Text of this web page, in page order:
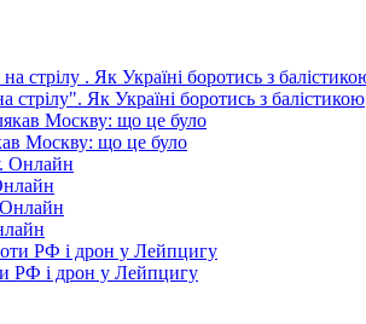
Як Україні боротись з балістикою
Москву: що це було
РФ і дрон у Лейпцигу